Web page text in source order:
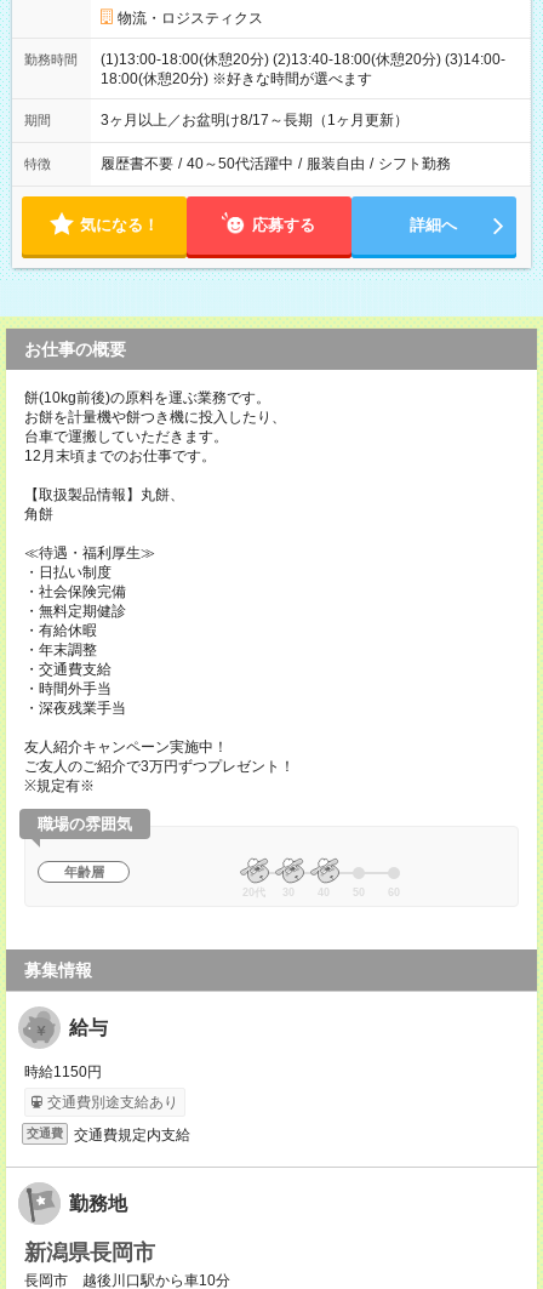
物流・ロジスティクス
勤務時間
(1)13:00-18:00(休憩20分) (2)13:40-18:00(休憩20分) (3)14:00-
18:00(休憩20分) ※好きな時間が選べます
期間 3ヶ月以上／お盆明け8/17～長期（1ヶ月更新）
特徴 履歴書不要 / 40～50代活躍中 / 服装自由 / シフト勤務
気になる！ 応募する 詳細へ
お仕事の概要
餅(10kg前後)の原料を運ぶ業務です。
お餅を計量機や餅つき機に投入したり、
台車で運搬していただきます。
12月末頃までのお仕事です。
【取扱製品情報】丸餅、
角餅
≪待遇・福利厚生≫
・日払い制度
・社会保険完備
・無料定期健診
・有給休暇
・年末調整
・交通費支給
・時間外手当
・深夜残業手当
友人紹介キャンペーン実施中！
ご友人のご紹介で3万円ずつプレゼント！
※規定有※
職場の雰囲気
年齢層
20代 30 40 50 60
募集情報
給与
時給1150円
交通費別途支給あり
交通費 交通費規定内支給
勤務地
新潟県長岡市
長岡市 越後川口駅から車10分